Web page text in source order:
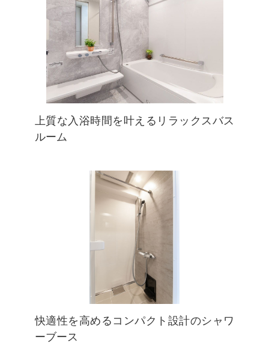
上質な入浴時間を叶えるリラックスバス
ルーム
快適性を高めるコンパクト設計のシャワ
ーブース